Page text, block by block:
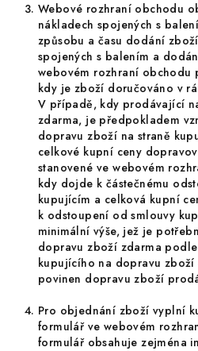
Webové rozhraní obchodu
nákladech spojených s
způsobu a času dodání
spojených s balením a
webovém rozhraní
kdy je zboží doručováno v
V případě, kdy prodávající
zdarma, je předpokladem
dopravu zboží na straně
celkové kupní ceny
stanovené ve webovém
kdy dojde k částečnému
kupujícím a celková kupní
k odstoupení od smlouvy
minimální výše, jež je
dopravu zboží zdarma
kupujícího na dopravu
povinen dopravu zboží
Pro objednání zboží vyplní
formulář ve webovém
formulář obsahuje zejména